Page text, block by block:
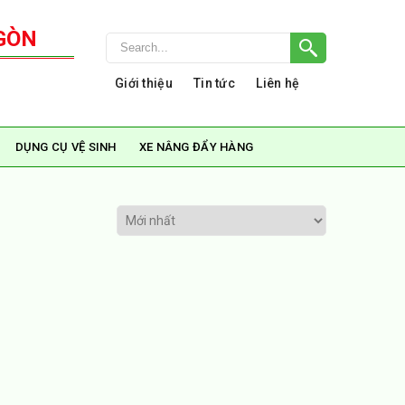
Giới thiệu Tin tức Liên hệ
DỤNG CỤ VỆ SINH XE NÂNG ĐẨY HÀNG